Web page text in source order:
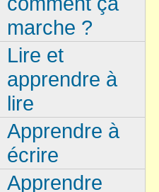
marche ?
Lire et
apprendre à
lire
Apprendre à
écrire
Apprendre